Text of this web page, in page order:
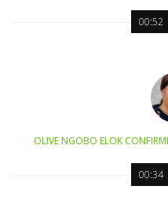
00:52
00:34
OLIVE NGOBO ELOK